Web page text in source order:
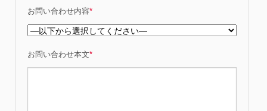
お問い合わせ内容*
お問い合わせ本文*